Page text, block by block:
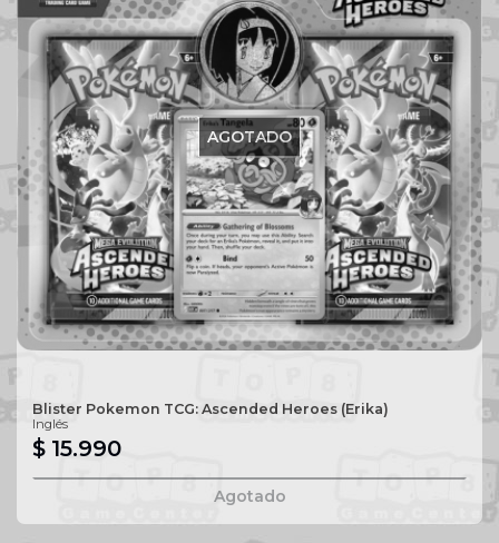
AGOTADO
Blister Pokemon TCG: Ascended Heroes (Erika)
Inglés
$ 15.990
Agotado